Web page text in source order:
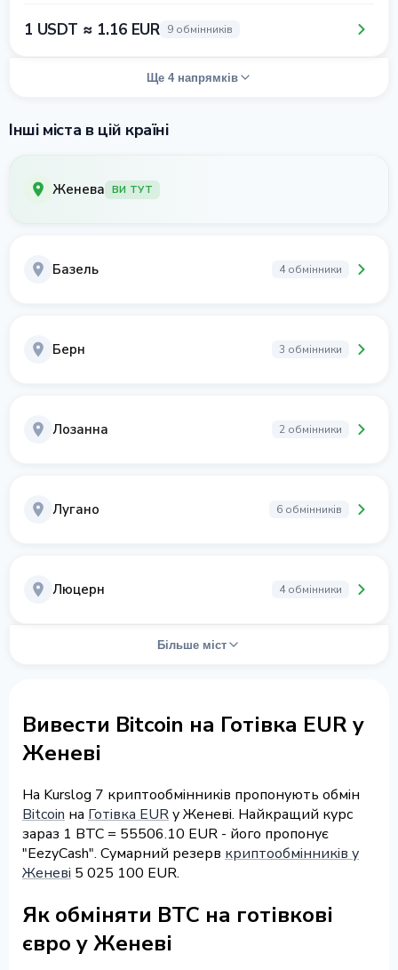
1 USDT ≈ 1.16 EUR 9 обмінників
Ще 4 напрямків
Інші міста в цій країні
Женева ВИ ТУТ
Базель 4 обмінники
Берн 3 обмінники
Лозанна 2 обмінники
Лугано 6 обмінників
Люцерн 4 обмінники
Більше міст
Вивести Bitcoin на Готівка EUR у
Женеві
На Kurslog 7 криптообмінників пропонують обмін
Bitcoin на Готівка EURу Женеві. Найкращий курс
зараз 1 BTC = 55506.10 EUR - його пропонує
"EezyCash". Сумарний резерв криптообмінників у
Женеві 5 025 100 EUR.
Як обміняти BTC на готівкові
євро у Женеві